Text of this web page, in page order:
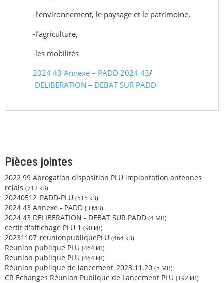
-l’environnement, le paysage et le patrimoine,
-l’agriculture,
-les mobilités
2024 43 Annexe – PADD 2024 43/
DELIBERATION – DEBAT SUR PADD
Pièces jointes
2022 99 Abrogation disposition PLU implantation antennes
relais (712 kB)
20240512_PADD-PLU (515 kB)
2024 43 Annexe - PADD (3 MB)
2024 43 DELIBERATION - DEBAT SUR PADD (4 MB)
certif d'affichage PLU 1 (90 kB)
20231107_reunionpubliquePLU (464 kB)
Reunion publique PLU (464 kB)
Reunion publique PLU (464 kB)
Réunion publique de lancement_2023.11.20 (5 MB)
CR Echanges Réunion Publique de Lancement PLU (192 kB)